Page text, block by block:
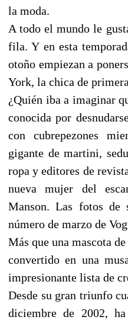
la moda.
A todo el mundo le
fila. Y en esta
otoño empiezan a
York, la chica de
¿Quién iba a imaginar
conocida por
con cubrepezones
gigante de martini,
ropa y editores de
nueva mujer del
Manson. Las fotos de
número de marzo de
Más que una mascota
convertido en una
impresionante lista de
Desde su gran triunfo
diciembre de 2002,